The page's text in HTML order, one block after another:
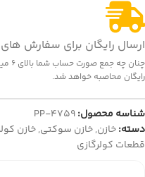
ارسال رایگان برای سفارش های بالای 6
رایگان محاصبه خواهد شد.
شناسه محصول:PP-4759
دسته:خازن,خازن سوکتی,خازن
قطعات کولرگازی